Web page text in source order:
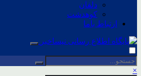
دلفان
کوهدشت
ارتباط باما
×